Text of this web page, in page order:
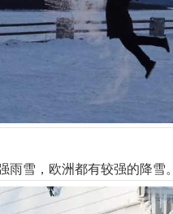
雨雪，欧洲都有较强的降雪。